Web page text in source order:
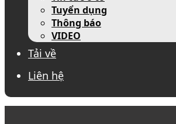
Tuyển dụng
Thông báo
VIDEO
Tải về
Liên hệ